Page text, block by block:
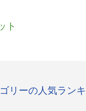
ト
リーの人気ランキ